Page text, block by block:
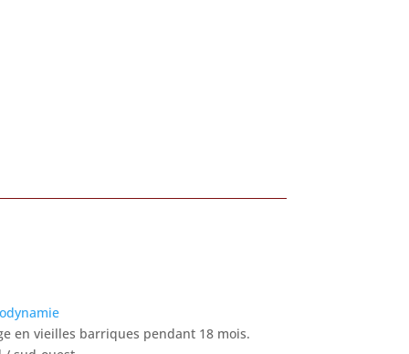
en vieilles barriques pendant 18 mois.